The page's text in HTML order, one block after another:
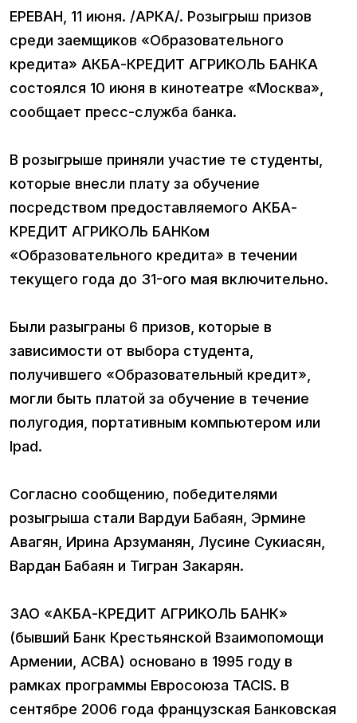
ЕРЕВАН, 11 июня. /АРКА/. Розыгрыш призов
среди заемщиков «Образовательного
кредита» АКБА-КРЕДИТ АГРИКОЛЬ БАНКА
состоялся 10 июня в кинотеатре «Москва»,
сообщает пресс-служба банка.
В розыгрыше приняли участие те студенты,
которые внесли плату за обучение
посредством предоставляемого АКБА-
КРЕДИТ АГРИКОЛЬ БАНКом
«Образовательного кредита» в течении
текущего года до 31-ого мая включительно.
Были разыграны 6 призов, которые в
зависимости от выбора студента,
получившего «Образовательный кредит»,
могли быть платой за обучение в течение
полугодия, портативным компьютером или
Ipad.
Согласно сообщению, победителями
розыгрыша стали Вардуи Бабаян, Эрмине
Авагян, Ирина Арзуманян, Лусине Сукиасян,
Вардан Бабаян и Тигран Закарян.
ЗАО «АКБА-КРЕДИТ АГРИКОЛЬ БАНК»
(бывший Банк Крестьянской Взаимопомощи
Армении, ACBA) основано в 1995 году в
рамках программы Евросоюза TACIS. В
сентябре 2006 года французская Банковская